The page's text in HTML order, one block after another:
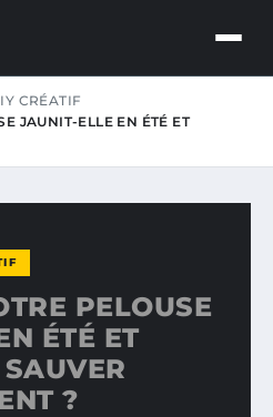
CRÉATIF
JAUNIT-ELLE EN ÉTÉ ET
PELOUSE
ÉTÉ ET
?